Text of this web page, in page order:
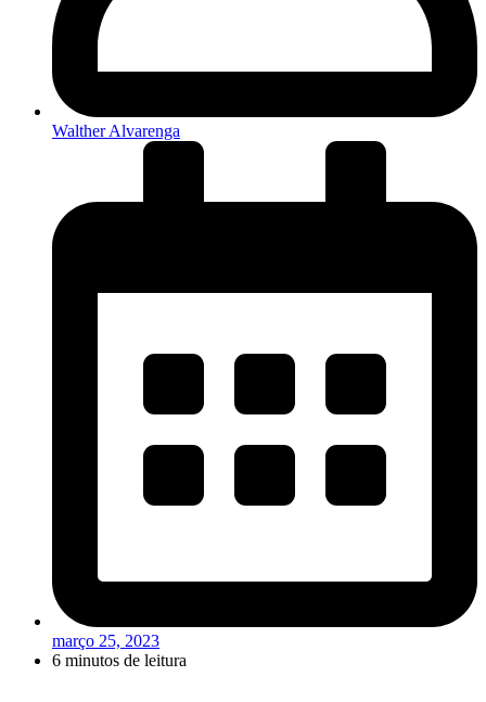
Walther Alvarenga
março 25, 2023
6 minutos de leitura